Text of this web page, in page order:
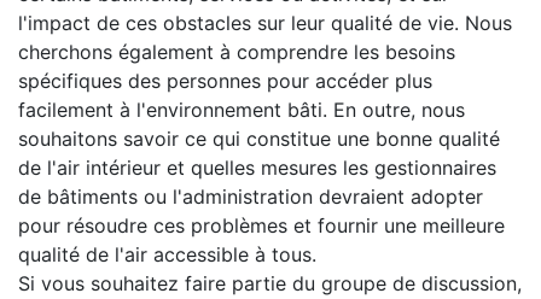
l'impact de ces obstacles sur leur qualité de vie. Nous
cherchons également à comprendre les besoins
spécifiques des personnes pour accéder plus
facilement à l'environnement bâti. En outre, nous
souhaitons savoir ce qui constitue une bonne qualité
de l'air intérieur et quelles mesures les gestionnaires
de bâtiments ou l'administration devraient adopter
pour résoudre ces problèmes et fournir une meilleure
qualité de l'air accessible à tous.
Si vous souhaitez faire partie du groupe de discussion,